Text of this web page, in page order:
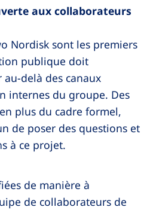
aux collaborateurs
Nordisk sont les premiers
publique doit
delà des canaux
internes du groupe. Des
plus du cadre formel,
de poser des questions et
à ce projet.
de manière à
de collaborateurs de